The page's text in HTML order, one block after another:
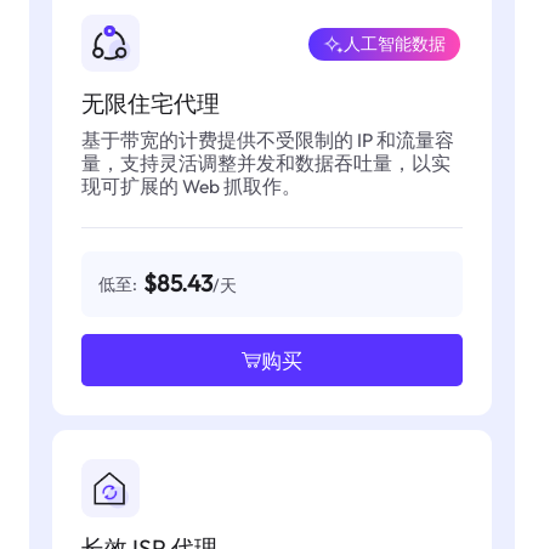
无限住宅代理
人工智能数据
基于带宽的计费提供不受限制的 IP 和流量容
量，支持灵活调整并发和数据吞吐量，以实
现可扩展的 Web 抓取作。
低至: $85.43/天
购买